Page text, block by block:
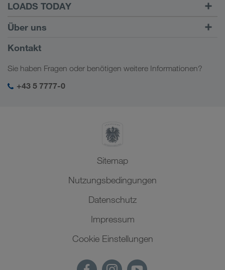
Carrier Services
Onboarding
LOADS TODAY
Fracht finden mit
LOADS TODAY
Mehr erfahren
Zum Login
Über uns
Firmeninformation
SHEQ-Management
Kontakt
Sie haben Fragen oder benötigen weitere Informationen?
+43 5 7777-0
Sitemap
Nutzungsbedingungen
Datenschutz
Impressum
Cookie Einstellungen